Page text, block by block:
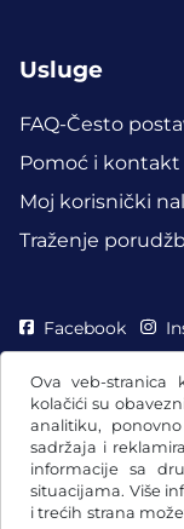
Ova veb-stranica
kolačići su
analitiku,
sadržaja i
informacije sa
situacijama. Više
i trećih strana
Usluge
FAQ-Često
Pomoć i kontakt
Moj korisnički
Traženje
Facebook